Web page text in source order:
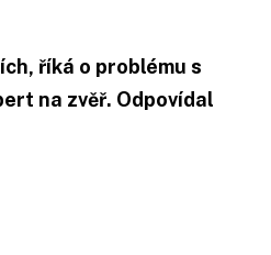
říká o problému s
na zvěř. Odpovídal